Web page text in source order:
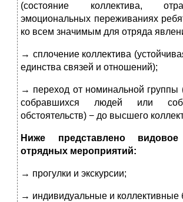
(состояние коллектива,
эмоциональных переживаниях
ко всем значимым для отряда
→ сплочение коллектива
единства связей и отношений);
→ переход от номинальной группы
собравшихся людей или
обстоятельств) − до высшего
Ниже представлено видовое
отрядных мероприятий:
→ прогулки и экскурсии;
→ индивидуальные и коллективные